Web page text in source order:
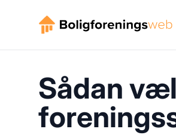
Sådan